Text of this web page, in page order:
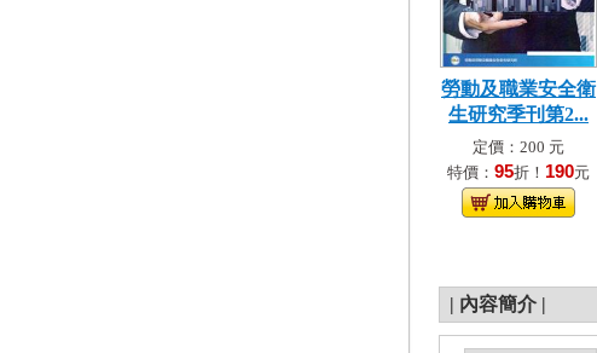
勞動及職業安全衛
生研究季刊第2...
定價：200 元
特價： 95折！ 190元
| 內容簡介 |